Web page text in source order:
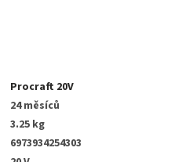
Procraft 20V
24 měsíců
3.25 kg
6973934254303